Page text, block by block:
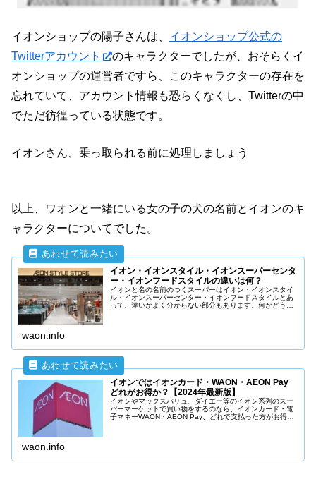
イオンショップの陽子さんは、 イオンショップ公式の
Twitterアカウント
のキャラクターでしたが、おそらくイ
オンショップの運営者ですら、このキャラクターの存在を
忘れていて、アカウント情報も恐らくなくし、Twitterの中
でただ彷徨っている状態です。
イオンさん、乗っ取られる前に処理しましょう
以上、ワオンと一緒にいる女の子の犬の名前とイオンのキ
ャラクターについてでした。
イオン・イオンスタイル・イオンスーパーセンタ
ー・イオンフードスタイルの違いは何？
イオンと名の名前のつくスーパーはイオン・イオンスタイ
ル・イオンスーパーセンター・イオンフードスタイルとあ
って、違いがよく分からない部分もあります。何がどう違
waon.info
イオンではイオンカード・WAON・AEON Pay
どれがお得か？【2024年最新版】
イオンやマックスバリュ、ダイエー等のイオン系列のスー
パーマーケットで買い物をするのなら、イオンカード・電
子マネーWAON・AEON Pay、どれで支払った方がお得な
waon.info